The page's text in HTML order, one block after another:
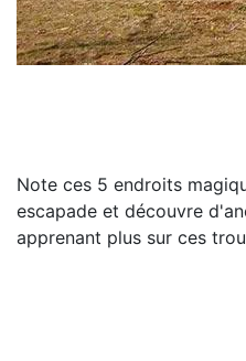
Note ces 5 endroits
escapade et découvre
apprenant plus sur ces